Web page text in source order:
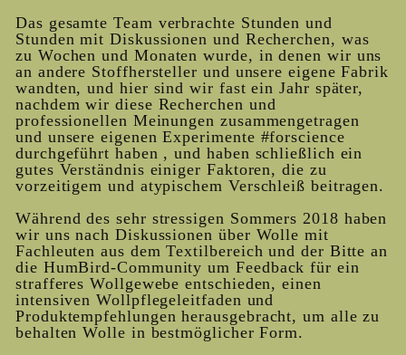
Das gesamte Team verbrachte Stunden und
Stunden mit Diskussionen und Recherchen, was
zu Wochen und Monaten wurde, in denen wir uns
an andere Stoffhersteller und unsere eigene Fabrik
wandten, und hier sind wir fast ein Jahr später,
nachdem wir diese Recherchen und
professionellen Meinungen zusammengetragen
und unsere eigenen Experimente #forscience
durchgeführt haben , und haben schließlich ein
gutes Verständnis einiger Faktoren, die zu
vorzeitigem und atypischem Verschleiß beitragen.
Während des sehr stressigen Sommers 2018 haben
wir uns nach Diskussionen über Wolle mit
Fachleuten aus dem Textilbereich und der Bitte an
die HumBird-Community um Feedback für ein
strafferes Wollgewebe entschieden, einen
intensiven Wollpflegeleitfaden und
Produktempfehlungen herausgebracht, um alle zu
behalten Wolle in bestmöglicher Form.